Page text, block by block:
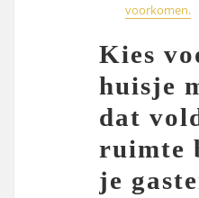
voorkomen.
Kies
huisje
dat
ruimte
je